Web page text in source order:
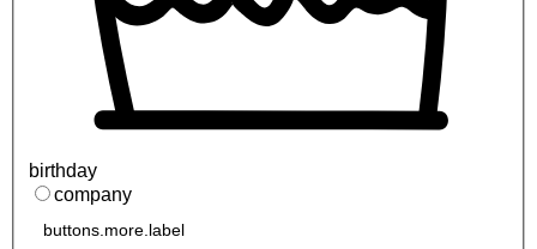
birthday
company
buttons.more.label